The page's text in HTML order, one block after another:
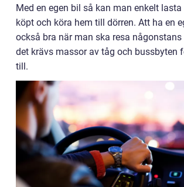
Med en egen bil så kan man enkelt
köpt och köra hem till dörren. Att ha en
också bra när man ska resa
det krävs massor av tåg och bussbyten
till.